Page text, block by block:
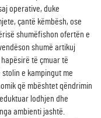
operative, duke
çantë këmbësh, ose
shumëfishon ofertën e
shumë artikuj
të çmuar të
e kampingut me
që mbështet qëndrimin
lodhjen dhe
ambienti jashtë.